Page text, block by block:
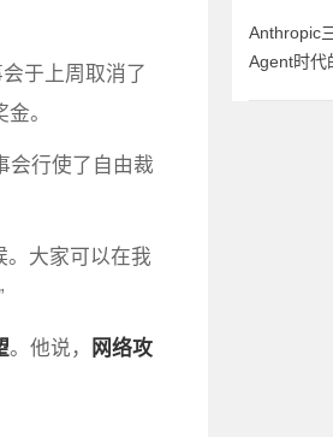
于上周取消了
。
会行使了自由裁
。大家可以在我
。他说， 网络攻
Anthropic
Agent时代